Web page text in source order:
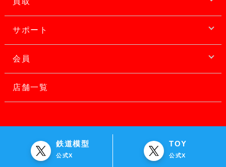
サポート
会員
店舗一覧
鉄道模型
公式X
TOY
公式X